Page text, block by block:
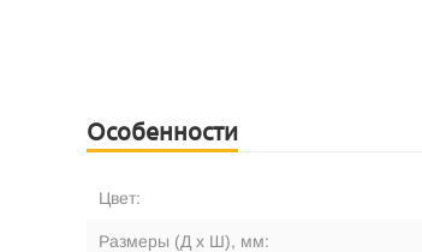
Особенности
Цвет:
Размеры (Д х Ш), мм: